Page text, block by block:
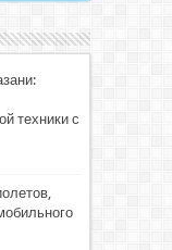
техники с